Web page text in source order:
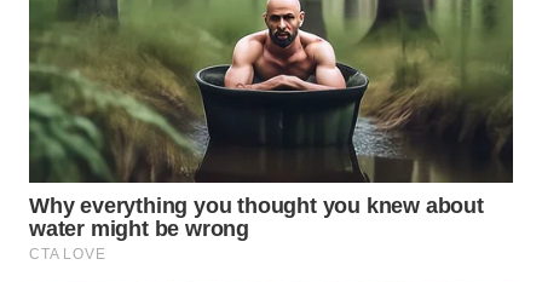
WN
KARO
WN
SIMALUNGUN
WN
LABUHANBATU